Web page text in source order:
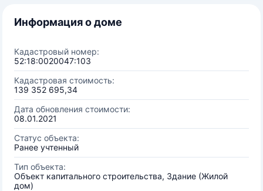
Информация о доме
Кадастровый номер:
52:18:0020047:103
Кадастровая стоимость:
139 352 695,34
Дата обновления стоимости:
08.01.2021
Статус объекта:
Ранее учтенный
Тип объекта:
Объект капитального строительства, Здание (Жилой
дом)